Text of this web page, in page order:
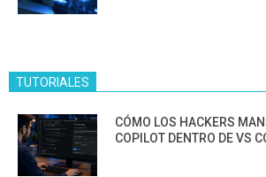
TUTORIALES
CÓMO LOS HACKERS
COPILOT DENTRO DE VS